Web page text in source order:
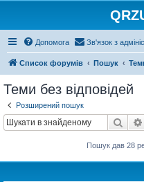
Допомога Зв'язок з
Список форумів Пошук
Теми без відповідей
Розширений пошук
Пошук дав 28